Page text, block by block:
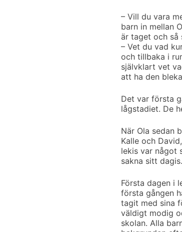
– Vill du vara
barn in mellan
är taget och så
– Vet du vad
och tillbaka i
självklart vet
att ha den
Det var första
lågstadiet. De
När Ola sedan
Kalle och
lekis var något
sakna sitt dagis.
Första dagen i
första gången
tagit med sina
väldigt modig
skolan. Alla